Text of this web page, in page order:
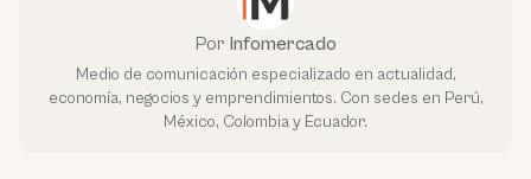
Por Infomercado
Medio de comunicación especializado en actualidad,
economía, negocios y emprendimientos. Con sedes en Perú,
México, Colombia y Ecuador.